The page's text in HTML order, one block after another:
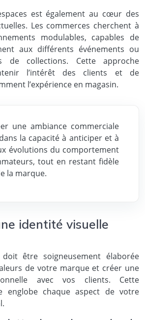
est également au cœur des
Les commerces cherchent à
modulables, capables de
aux différents événements ou
de collections. Cette approche
l’intérêt des clients et de
l’expérience en magasin.
une ambiance commerciale
la capacité à anticiper et à
évolutions du comportement
tout en restant fidèle
la marque.
identité visuelle
doit être soigneusement élaborée
de votre marque et créer une
avec vos clients. Cette
englobe chaque aspect de votre